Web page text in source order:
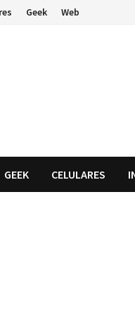
Geek Web
GEEK CELULARES